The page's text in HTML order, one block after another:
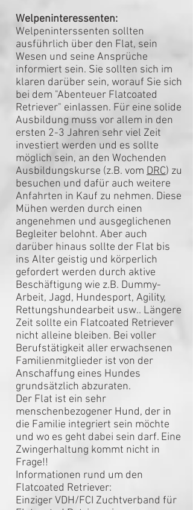
Welpeninteressenten:
Welpeninterssenten sollten
ausführlich über den Flat, sein
Wesen und seine Ansprüche
informiert sein. Sie sollten sich im
klaren darüber sein, worauf Sie sich
bei dem "Abenteuer Flatcoated
Retriever" einlassen. Für eine solide
Ausbildung muss vor allem in den
ersten 2-3 Jahren sehr viel Zeit
investiert werden und es sollte
möglich sein, an den Wochenden
Ausbildungskurse (z.B. vom DRC) zu
besuchen und dafür auch weitere
Anfahrten in Kauf zu nehmen. Diese
Mühen werden durch einen
angenehmen und ausgeglichenen
Begleiter belohnt. Aber auch
darüber hinaus sollte der Flat bis
ins Alter geistig und körperlich
gefordert werden durch aktive
Beschäftigung wie z.B. Dummy-
Arbeit, Jagd, Hundesport, Agility,
Rettungshundearbeit usw.. Längere
Zeit sollte ein Flatcoated Retriever
nicht alleine bleiben. Bei voller
Berufstätigkeit aller erwachsenen
Familienmitglieder ist von der
Anschaffung eines Hundes
grundsätzlich abzuraten.
Der Flat ist ein sehr
menschenbezogener Hund, der in
die Familie integriert sein möchte
und wo es geht dabei sein darf. Eine
Zwingerhaltung kommt nicht in
Frage!!
Informationen rund um den
Flatcoated Retriever:
Einziger VDH/FCI Zuchtverband für